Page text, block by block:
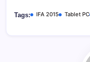
Tags: IFA 2015 Tablet PC